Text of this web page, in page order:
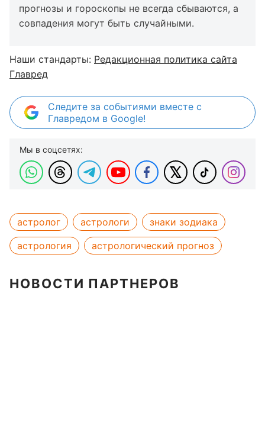
прогнозы и гороскопы не всегда сбываются, а
совпадения могут быть случайными.
Наши стандарты: Редакционная политика сайта
Главред
Следите за событиями вместе с
Главредом в Google!
Мы в соцсетях:
астролог астрологи
знаки зодиака
астрология
астрологический прогноз
НОВОСТИ ПАРТНЕРОВ